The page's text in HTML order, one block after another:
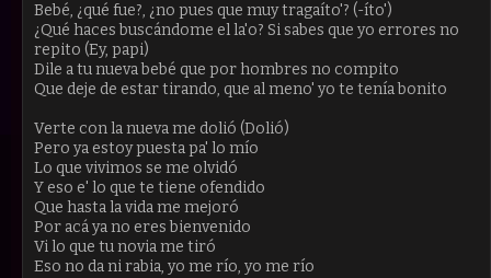
Bebé, ¿qué fue?, ¿no pues que muy tragaíto'? (-íto')
¿Qué haces buscándome el la'o? Si sabes que yo errores no
repito (Ey, papi)
Dile a tu nueva bebé que por hombres no compito
Que deje de estar tirando, que al meno' yo te tenía bonito
Verte con la nueva me dolió (Dolió)
Pero ya estoy puesta pa' lo mío
Lo que vivimos se me olvidó
Y eso e' lo que te tiene ofendido
Que hasta la vida me mejoró
Por acá ya no eres bienvenido
Vi lo que tu novia me tiró
Eso no da ni rabia, yo me río, yo me río